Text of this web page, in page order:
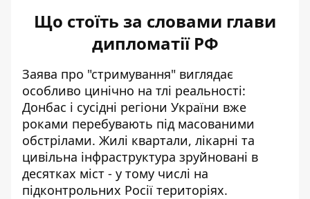
Що стоїть за словами глави
дипломатії РФ
Заява про "стримування" виглядає
особливо цинічно на тлі реальності:
Донбас і сусідні регіони України вже
роками перебувають під масованими
обстрілами. Жилі квартали, лікарні та
цивільна інфраструктура зруйновані в
десятках міст - у тому числі на
підконтрольних Росії територіях.